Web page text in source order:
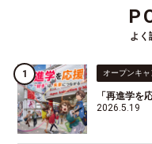
よく
オープンキャ
「再進学を
2026.5.19